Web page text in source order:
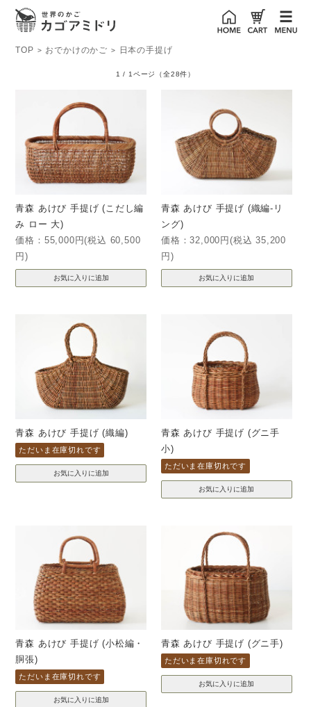
TOP > おでかけのかご > 日本の手提げ
1 / 1ページ （全28件）
青森 あけび 手提げ (こだし編
み ロー 大)
価格：55,000円(税込 60,500
円)
青森 あけび 手提げ (織編-リ
ング)
価格：32,000円(税込 35,200
円)
青森 あけび 手提げ (織編)
ただいま在庫切れです
青森 あけび 手提げ (グニ手
小)
ただいま在庫切れです
青森 あけび 手提げ (小松編・
胴張)
ただいま在庫切れです
青森 あけび 手提げ (グニ手)
ただいま在庫切れです